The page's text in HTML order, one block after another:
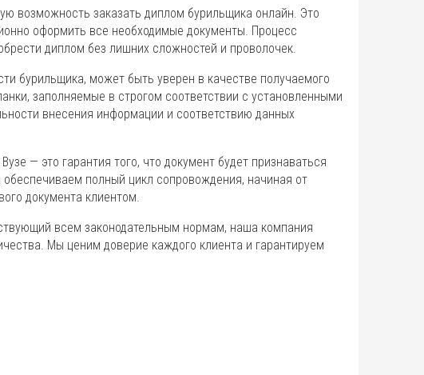
возможность заказать диплом бурильщика онлайн. Это
оформить все необходимые документы. Процесс
диплом без лишних сложностей и проволочек.
бурильщика, может быть уверен в качестве получаемого
заполняемые в строгом соответствии с установленными
внесения информации и соответствию данных
— это гарантия того, что документ будет признаваться
полный цикл сопровождения, начиная от
документа клиентом.
всем законодательным нормам, наша компания
Мы ценим доверие каждого клиента и гарантируем